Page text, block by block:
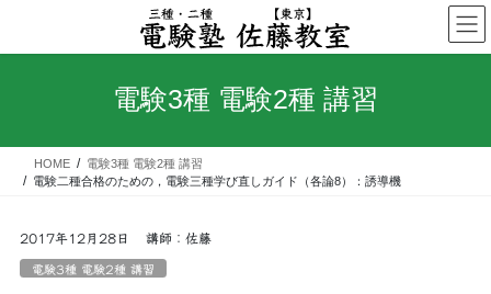
テ
ス
ゲ
ン
電験3種 電験2種 講習
HOME
電験3種 電験2種 講習
電験二種合格のための，電験三種学び直しガイド（各論8）：誘導機
2017年12月28日 講師：佐藤
電験3種 電験2種 講習